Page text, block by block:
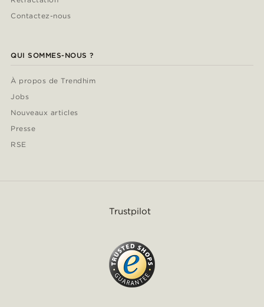
Contactez-nous
QUI SOMMES-NOUS ?
À propos de Trendhim
Jobs
Nouveaux articles
Presse
RSE
Trustpilot